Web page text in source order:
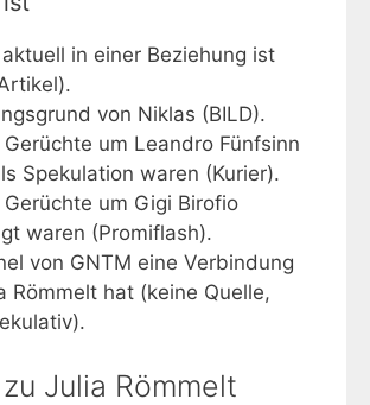
in einer Beziehung ist
von Niklas (BILD).
um Leandro Fünfsinn
Spekulation waren (Kurier).
um Gigi Birofio
waren (Promiflash).
von GNTM eine Verbindung
Römmelt hat (keine Quelle,
Julia Römmelt